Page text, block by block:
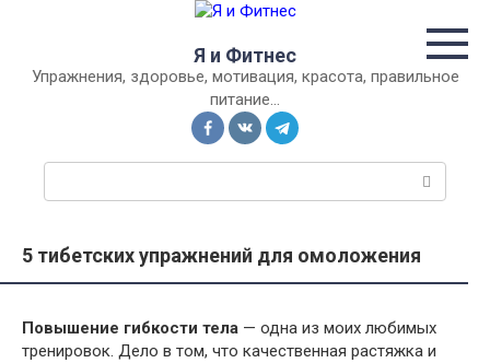
Я и Фитнес
Упражнения, здоровье, мотивация, красота, правильное
питание…
о
к
:
5 тибетских упражнений для омоложения
Повышение гибкости тела — одна из моих любимых
тренировок. Дело в том, что качественная растяжка и